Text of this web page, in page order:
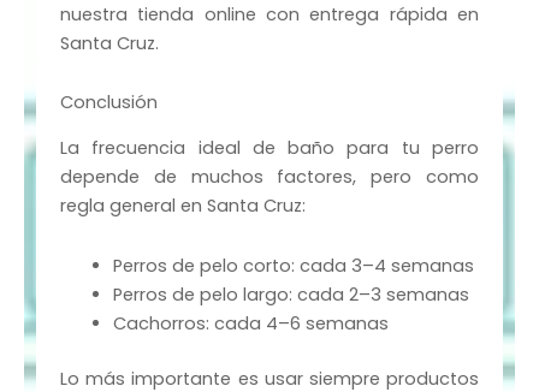
nuestra tienda online con entrega rápida en
Santa Cruz.
Conclusión
La frecuencia ideal de baño para tu perro
depende de muchos factores, pero como
regla general en Santa Cruz:
Perros de pelo corto: cada 3–4 semanas
Perros de pelo largo: cada 2–3 semanas
Cachorros: cada 4–6 semanas
Lo más importante es usar siempre productos